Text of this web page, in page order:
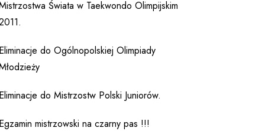
Świata w Taekwondo Olimpijskim
do Ogólnopolskiej Olimpiady
do Mistrzostw Polski Juniorów.
mistrzowski na czarny pas !!!